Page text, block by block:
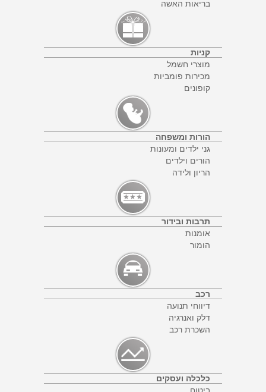
בריאות האשה
קניות
מוצרי חשמל
מכירות פומביות
קופונים
הורות ומשפחה
גני ילדים ומעונות
הורים וילדים
הריון ולידה
תרבות ובידור
אומנות
הומור
רכב
דיווחי תנועה
דלק ואנרגיה
השכרת רכב
כלכלה ועסקים